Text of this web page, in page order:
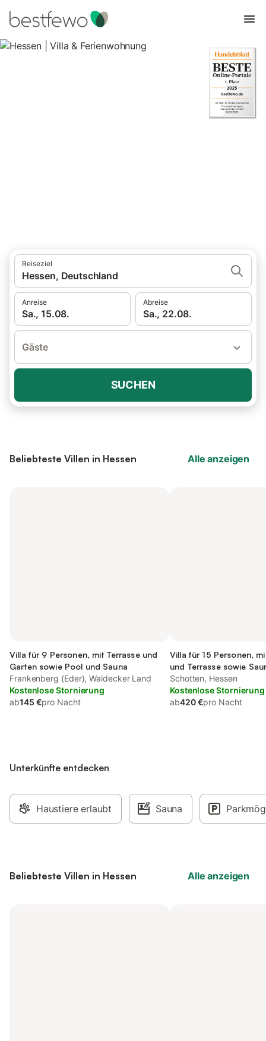
Reiseziel
Hessen, Deutschland
Anreise
Sa., 15.08.
Abreise
Sa., 22.08.
Gäste
SUCHEN
Beliebteste Villen in Hessen Alle anzeigen
Villa für 9 Personen, mit Terrasse und
Garten sowie Pool und Sauna
Frankenberg (Eder), Waldecker Land
Kostenlose Stornierung
ab145 €pro Nacht
Villa für 15 Personen,
und Terrasse sowie
Schotten, Hessen
Kostenlose Stornierung
ab420 €pro Nacht
Unterkünfte entdecken
Haustiere erlaubt Sauna
Beliebteste Villen in Hessen Alle anzeigen